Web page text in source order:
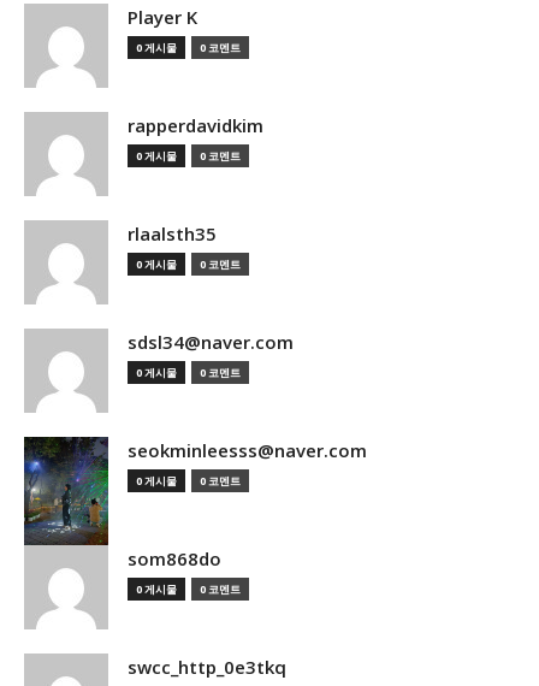
Player K
0 게시물 0 코멘트
rapperdavidkim
0 게시물 0 코멘트
rlaalsth35
0 게시물 0 코멘트
sdsl34@naver.com
0 게시물 0 코멘트
seokminleesss@naver.com
0 게시물 0 코멘트
som868do
0 게시물 0 코멘트
swcc_http_0e3tkq